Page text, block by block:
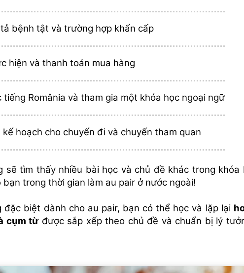
bệnh tật và trường hợp khẩn cấp
hiện và thanh toán mua hàng
tiếng România và tham gia một khóa học ngoại ngữ
kế hoạch cho chuyến đi và chuyến tham quan
sẽ tìm thấy nhiều bài học và chủ đề khác trong khóa
bạn trong thời gian làm au pair ở nước ngoài!
đặc biệt dành cho au pair, bạn có thể học và lặp lại
cụm từđược sắp xếp theo chủ đề và chuẩn bị lý